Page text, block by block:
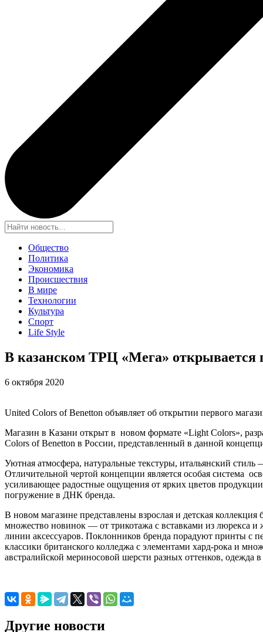
Общество
Политика
Экономика
Происшествия
В мире
Технологии
Культура
Спорт
Life Style
В казанском ТРЦ «Мега» открывается
6 октября 2020
United Colors of Benetton объявляет об открытии первого
Магазин в Казани открыт в новом формате «Light Colors»,
Colors of Benetton в России, представленный в данной
Уютная атмосфера, натуральные текстуры, итальянский
Отличительной чертой концепции является особая система
усиливающее радостные ощущения от ярких цветов
погружение в ДНК бренда.
В новом магазине представлены взрослая и детская
множество новинок — от трикотажа с вставками из люрекса
линии аксессуаров. Поклонников бренда порадуют принты
классики британского колледжа с элементами хард-рока и
австралийской мериносовой шерсти разных оттенков,
Другие новости